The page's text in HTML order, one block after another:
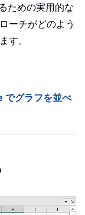
ための実用的な
ーチがどのよう
す。
でグラフを並べ